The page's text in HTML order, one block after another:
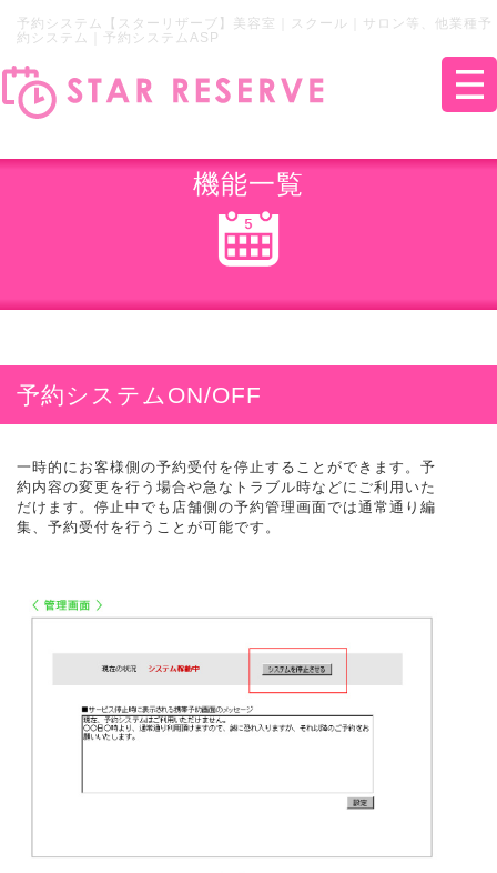
予約システム【スターリザーブ】美容室｜スクール｜サロン等、他業種予
約システム｜予約システムASP
機能一覧
予約システムON/OFF
一時的にお客様側の予約受付を停止することができます。予
約内容の変更を行う場合や急なトラブル時などにご利用いた
だけます。停止中でも店舗側の予約管理画面では通常通り編
集、予約受付を行うことが可能です。